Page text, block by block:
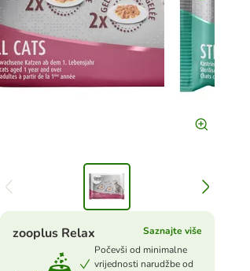
zooplus Relax
Saznajte više
Počevši od minimalne
vrijednosti narudžbe od